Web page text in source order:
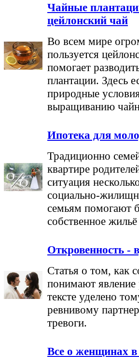
Чайные
цейлонский чай
Во всем мире
пользуется
помогает
плантации. Здесь
природные
выращиванию
Ипотека для
Традиционно
квартире
ситуация
социально-
семьям помогают
собственное жильё
Откровенность -
Статья о том, как
понимают
тексте уделено
ревнивому
тревоги.
Все о женщинах